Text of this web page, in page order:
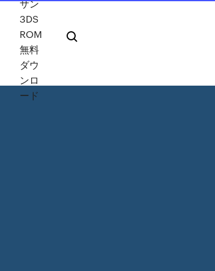
サン
3DS
ROM
無料
ダウ
ンロ
ード